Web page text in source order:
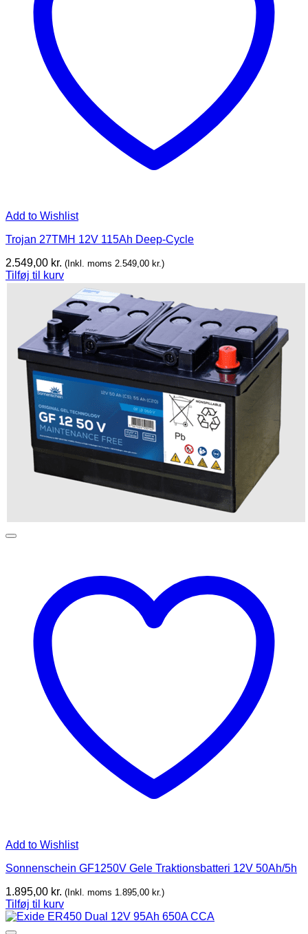
Add to Wishlist
Trojan 27TMH 12V 115Ah Deep-Cycle
2.549,00 kr. (Inkl. moms 2.549,00 kr.)
Tilføj til kurv
Add to Wishlist
Sonnenschein GF1250V Gele Traktionsbatteri 12V 50Ah/5h
1.895,00 kr. (Inkl. moms 1.895,00 kr.)
Tilføj til kurv